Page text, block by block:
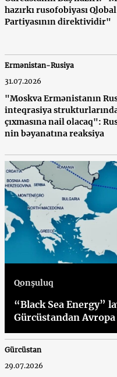
hazırkı rusofobiyası
Partiyasının direktividir"
Ermənistan-Rusiya
31.07.2026
"Moskva Ermənistanın
inteqrasiya
çıxmasına nail olacaq":
nin bəyanatına reaksiya
Qonşuluq
“Black Sea Energy”
Gürcüstandan
Gürcüstan
29.07.2026